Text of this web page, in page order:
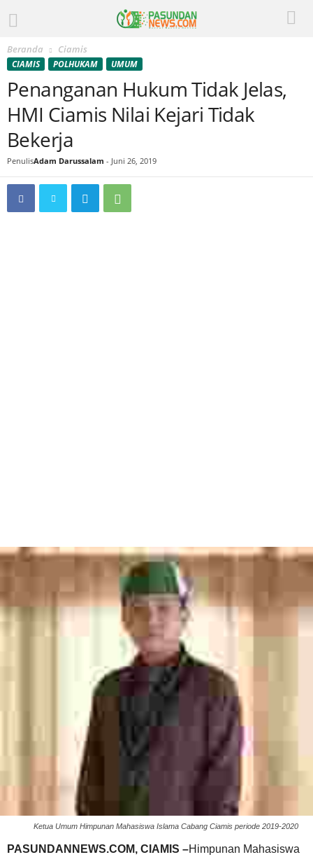
Beranda Ciamis
CIAMIS POLHUKAM UMUM
Penanganan Hukum Tidak Jelas,
HMI Ciamis Nilai Kejari Tidak
Bekerja
PenulisAdam Darussalam - Juni 26, 2019
Ketua Umum Himpunan Mahasiswa Islama Cabang Ciamis periode 2019-2020
PASUNDANNEWS.COM, CIAMIS –Himpunan Mahasiswa